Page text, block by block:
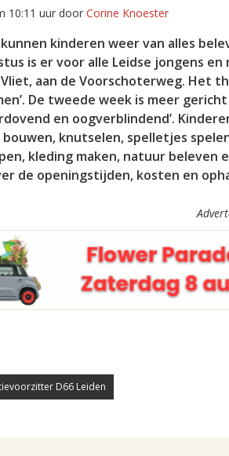
10:11 uur door Corine Knoester
kinderen weer van alles
is er voor alle Leidse jongens
aan de Voorschoterweg. Het
De tweede week is meer
en oogverblindend’.
knutselen, spelletjes
kleding maken, natuur beleven
de openingstijden, kosten en
D66 Leiden